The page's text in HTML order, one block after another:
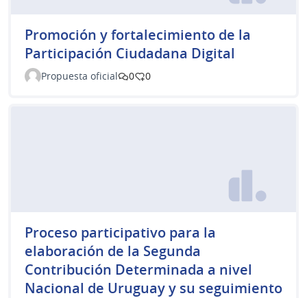
Promoción y fortalecimiento de la
Participación Ciudadana Digital
Propuesta oficial 0 0
Proceso participativo para la
elaboración de la Segunda
Contribución Determinada a nivel
Nacional de Uruguay y su seguimiento